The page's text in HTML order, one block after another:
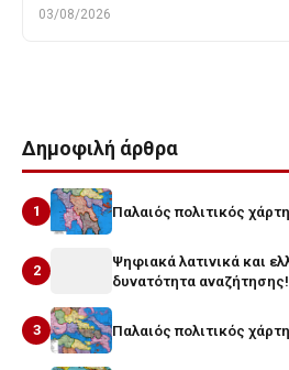
03/08/2026
Δημοφιλή άρθρα
1 Παλαιός πολιτικός
2
Ψηφιακά λατινικά και
δυνατότητα αναζήτησης!
3 Παλαιός πολιτικός